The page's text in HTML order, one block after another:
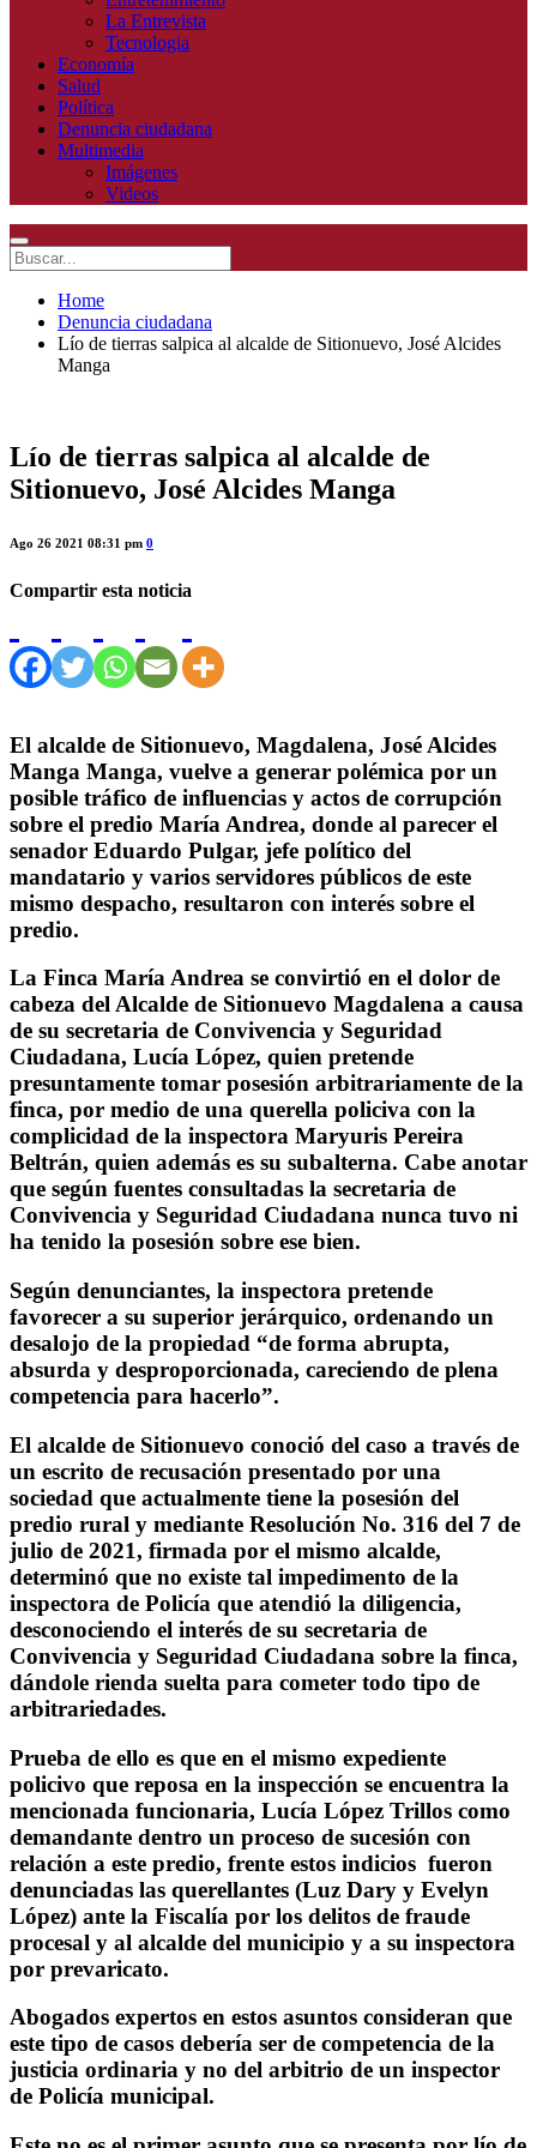
La Entrevista
Tecnologia
Economía
Salud
Política
Denuncia ciudadana
Multimedia
Imágenes
Videos
Home
Denuncia ciudadana
Lío de tierras salpica al alcalde de Sitionuevo, José Alcides
Manga
Lío de tierras salpica al alcalde de
Sitionuevo, José Alcides Manga
Ago 26 2021 08:31 pm 0
Compartir esta noticia
El alcalde de Sitionuevo, Magdalena, José Alcides
Manga Manga, vuelve a generar polémica por un
posible tráfico de influencias y actos de corrupción
sobre el predio María Andrea, donde al parecer el
senador Eduardo Pulgar, jefe político del
mandatario y varios servidores públicos de este
mismo despacho, resultaron con interés sobre el
predio.
La Finca María Andrea se convirtió en el dolor de
cabeza del Alcalde de Sitionuevo Magdalena a causa
de su secretaria de Convivencia y Seguridad
Ciudadana, Lucía López, quien pretende
presuntamente tomar posesión arbitrariamente de la
finca, por medio de una querella policiva con la
complicidad de la inspectora Maryuris Pereira
Beltrán, quien además es su subalterna. Cabe anotar
que según fuentes consultadas la secretaria de
Convivencia y Seguridad Ciudadana nunca tuvo ni
ha tenido la posesión sobre ese bien.
Según denunciantes, la inspectora pretende
favorecer a su superior jerárquico, ordenando un
desalojo de la propiedad “de forma abrupta,
absurda y desproporcionada, careciendo de plena
competencia para hacerlo”.
El alcalde de Sitionuevo conoció del caso a través de
un escrito de recusación presentado por una
sociedad que actualmente tiene la posesión del
predio rural y mediante Resolución No. 316 del 7 de
julio de 2021, firmada por el mismo alcalde,
determinó que no existe tal impedimento de la
inspectora de Policía que atendió la diligencia,
desconociendo el interés de su secretaria de
Convivencia y Seguridad Ciudadana sobre la finca,
dándole rienda suelta para cometer todo tipo de
arbitrariedades.
Prueba de ello es que en el mismo expediente
policivo que reposa en la inspección se encuentra la
mencionada funcionaria, Lucía López Trillos como
demandante dentro un proceso de sucesión con
relación a este predio, frente estos indicios fueron
denunciadas las querellantes (Luz Dary y Evelyn
López) ante la Fiscalía por los delitos de fraude
procesal y al alcalde del municipio y a su inspectora
por prevaricato.
Abogados expertos en estos asuntos consideran que
este tipo de casos debería ser de competencia de la
justicia ordinaria y no del arbitrio de un inspector
de Policía municipal.